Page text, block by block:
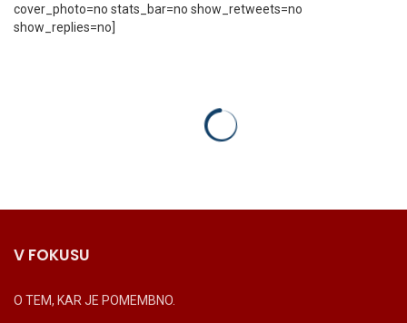
cover_photo=no stats_bar=no show_retweets=no
show_replies=no]
V FOKUSU
O TEM, KAR JE POMEMBNO.